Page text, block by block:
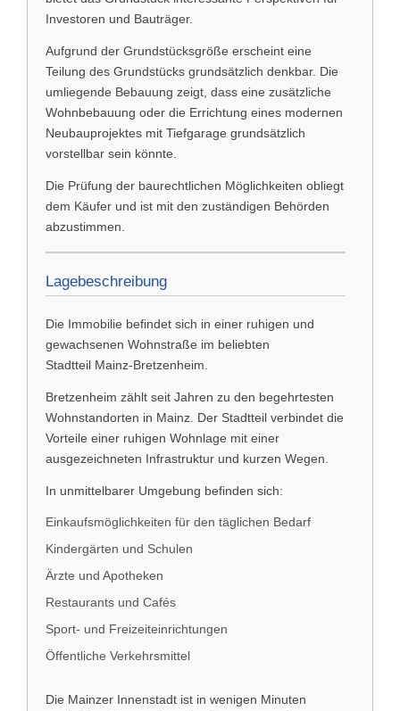
Investoren und Bauträger.
Aufgrund der Grundstücksgröße erscheint eine
Teilung des Grundstücks grundsätzlich denkbar. Die
umliegende Bebauung zeigt, dass eine zusätzliche
Wohnbebauung oder die Errichtung eines modernen
Neubauprojektes mit Tiefgarage grundsätzlich
vorstellbar sein könnte.
Die Prüfung der baurechtlichen Möglichkeiten obliegt
dem Käufer und ist mit den zuständigen Behörden
abzustimmen.
Lagebeschreibung
Die Immobilie befindet sich in einer ruhigen und
gewachsenen Wohnstraße im beliebten
Stadtteil Mainz-Bretzenheim
Bretzenheim zählt seit Jahren zu den begehrtesten
Wohnstandorten in Mainz. Der Stadtteil verbindet die
Vorteile einer ruhigen Wohnlage mit einer
ausgezeichneten Infrastruktur und kurzen Wegen.
In unmittelbarer Umgebung befinden sich:
Einkaufsmöglichkeiten für den täglichen Bedarf
Kindergärten und Schulen
Ärzte und Apotheken
Restaurants und Cafés
Sport- und Freizeiteinrichtungen
Öffentliche Verkehrsmittel
Die Mainzer Innenstadt ist in wenigen Minuten